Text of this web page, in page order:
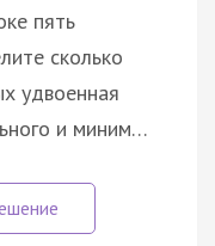
пять
сколько
удвоенная
и миним…